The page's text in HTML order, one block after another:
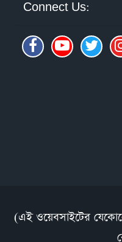
Connect Us:
(এই ওয়েবসাইটের